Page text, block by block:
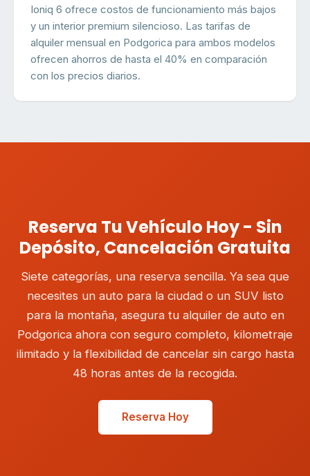
Ioniq 6 ofrece costos de funcionamiento más bajos
y un interior premium silencioso. Las tarifas de
alquiler mensual en Podgorica para ambos modelos
ofrecen ahorros de hasta el 40% en comparación
con los precios diarios.
Reserva Tu Vehículo Hoy - Sin
Depósito, Cancelación Gratuita
Siete categorías, una reserva sencilla. Ya sea que
necesites un auto para la ciudad o un SUV listo
para la montaña, asegura tu alquiler de auto en
Podgorica ahora con seguro completo, kilometraje
ilimitado y la flexibilidad de cancelar sin cargo hasta
48 horas antes de la recogida.
Reserva Hoy